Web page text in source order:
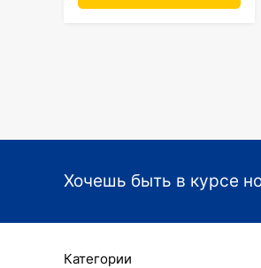
Хочешь быть в курсе
Категории